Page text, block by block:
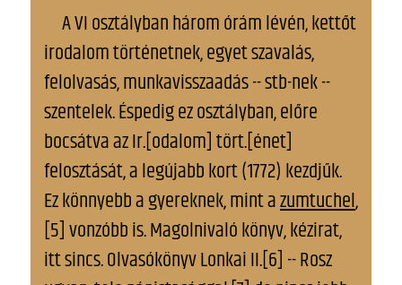
A VI osztályban három órám lévén, kettőt
irodalom történetnek, egyet szavalás,
felolvasás, munkavisszaadás -- stb-nek --
szentelek. Éspedig ez osztályban, előre
bocsátva az Ir.[odalom] tört.[énet]
felosztását, a legújabb kort (1772) kezdjűk.
Ez könnyebb a gyereknek, mint azumtuchel,
[5] vonzóbb is. Magolnivaló könyv, kézirat,
itt sincs. Olvasókönyv Lonkai II.[6] -- Rosz